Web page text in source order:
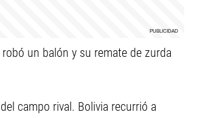
un balón y su remate de zurda
campo rival. Bolivia recurrió a